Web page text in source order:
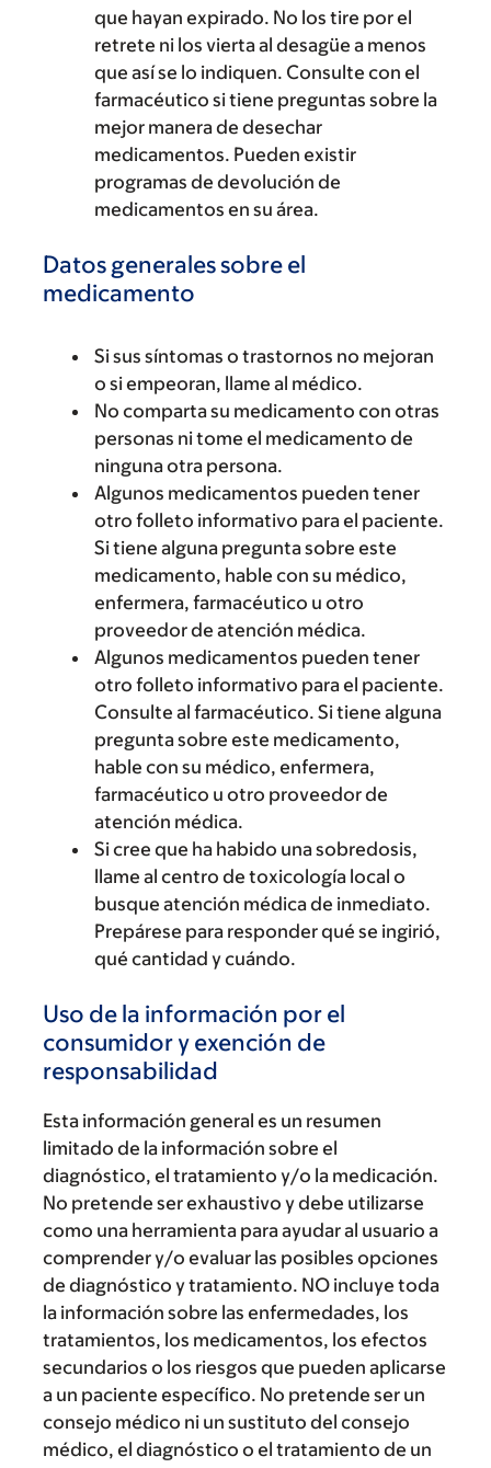
que hayan expirado. No los tire por el
retrete ni los vierta al desagüe a menos
que así se lo indiquen. Consulte con el
farmacéutico si tiene preguntas sobre la
mejor manera de desechar
medicamentos. Pueden existir
programas de devolución de
medicamentos en su área.
Datos generales sobre el
medicamento
Si sus síntomas o trastornos no mejoran
o si empeoran, llame al médico.
No comparta su medicamento con otras
personas ni tome el medicamento de
ninguna otra persona.
Algunos medicamentos pueden tener
otro folleto informativo para el paciente.
Si tiene alguna pregunta sobre este
medicamento, hable con su médico,
enfermera, farmacéutico u otro
proveedor de atención médica.
Algunos medicamentos pueden tener
otro folleto informativo para el paciente.
Consulte al farmacéutico. Si tiene alguna
pregunta sobre este medicamento,
hable con su médico, enfermera,
farmacéutico u otro proveedor de
atención médica.
Si cree que ha habido una sobredosis,
llame al centro de toxicología local o
busque atención médica de inmediato.
Prepárese para responder qué se ingirió,
qué cantidad y cuándo.
Uso de la información por el
consumidor y exención de
responsabilidad
Esta información general es un resumen
limitado de la información sobre el
diagnóstico, el tratamiento y/o la medicación.
No pretende ser exhaustivo y debe utilizarse
como una herramienta para ayudar al usuario a
comprender y/o evaluar las posibles opciones
de diagnóstico y tratamiento. NO incluye toda
la información sobre las enfermedades, los
tratamientos, los medicamentos, los efectos
secundarios o los riesgos que pueden aplicarse
a un paciente específico. No pretende ser un
consejo médico ni un sustituto del consejo
médico, el diagnóstico o el tratamiento de un